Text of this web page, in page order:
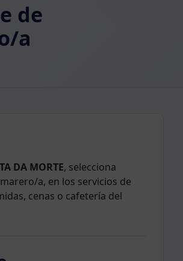
de
a
DA MORTE, selecciona
a, en los servicios de
cenas o cafetería del